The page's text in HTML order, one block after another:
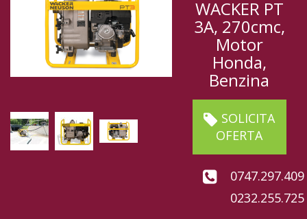
WACKER PT
3A, 270cmc,
Motor
Honda,
Benzina
SOLICITA
OFERTA
0747.297.409
0232.255.725